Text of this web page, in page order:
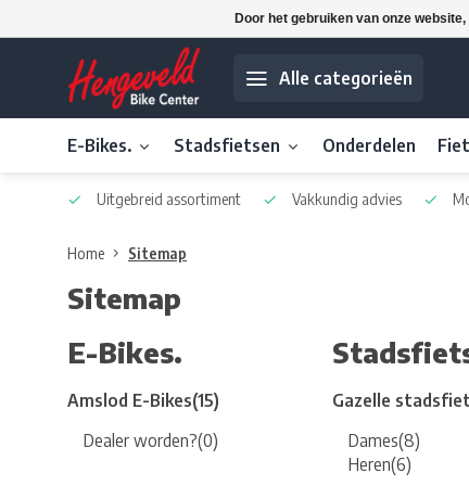
Alle categorieën
E-Bikes. Stadsfietsen Onderdelen
Uitgebreid assortiment Vakkundig advies
Home Sitemap
Sitemap
E-Bikes.
Amslod E-Bikes(15)
Dealer worden?(0)
Gazelle
Dames(8)
Heren(6)
Door het gebruiken van onze